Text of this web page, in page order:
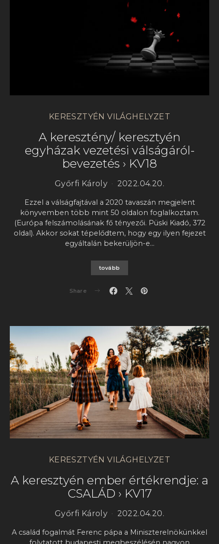
KERESZTYÉN VILÁGHELYZET
A keresztény/ keresztyén
egyházak vezetési válságáról-
bevezetés › KV18
Győrfi Károly 2022.04.20.
Ezzel a válságfajtával a 2020 tavaszán megjelent
könyvemben több mint 50 oldalon foglalkoztam.
(Európa felszámolásának fő tényezői. Püski Kiadó, 372
oldal). Akkor sokat tépelődtem, hogy egy ilyen fejezet
egyáltalán bekerüljön-e…
tovább
Share
KERESZTYÉN VILÁGHELYZET
A keresztyén ember értékrendje: a
CSALÁD › KV17
Győrfi Károly 2022.04.20.
A család fogalmát Ferenc pápa a Miniszterelnökünkkel